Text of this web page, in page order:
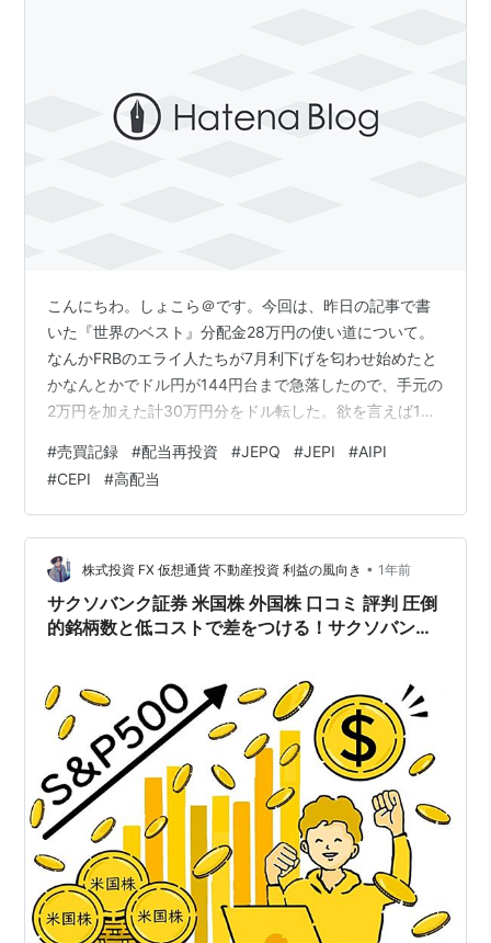
こんにちわ。しょこら＠です。今回は、昨日の記事で書
いた『世界のベスト』分配金28万円の使い道について。
なんかFRBのエライ人たちが7月利下げを匂わせ始めたと
かなんとかでドル円が144円台まで急落したので、手元の
2万円を加えた計30万円分をドル転した。欲を言えば140
いぶ雑になっている）このブログをupしてる時点では
145円台後半まで戻してるみたいだな・・・ これに加
え、保有中QYLDの一部を処分した。（前1,800口➔今
1,500口：300口の損切り） グローバルX（GX）社のカ
バコETF、利回りは高いんだけど昨今の上昇相場を犠牲に
している部分…
#売買記録 #配当再投資 #JEPQ #JEPI #AIPI
#CEPI #高配当
株式投資 FX 仮想通貨 不動産投資 利益の風向き • 1年前
サクソバンク証券 米国株 外国株 口コミ 評判 圧倒
的銘柄数と低コストで差をつける！サクソバンク